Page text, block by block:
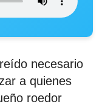
necesario
a quienes
roedor